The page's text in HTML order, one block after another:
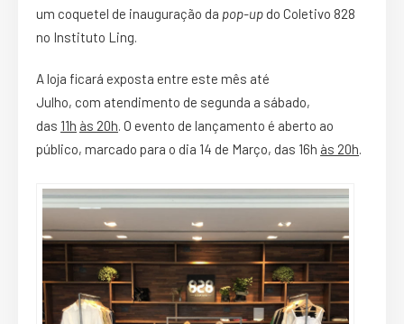
um coquetel de inauguração da pop-up do Coletivo 828
no Instituto Ling.
A loja ficará exposta entre este mês até
Julho, com atendimento de segunda a sábado,
das 11h às 20h. O evento de lançamento é aberto ao
público, marcado para o dia 14 de Março, das 16h às 20h.